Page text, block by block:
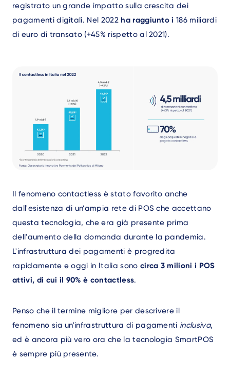
registrato un grande impatto sulla crescita dei
pagamenti digitali. Nel 2022ha raggiunto i186 miliardi
di euro di transato (+45% rispetto al 2021).
Text
Il fenomeno contactless è stato favorito anche
dall'esistenza di un’ampia rete di POS che accettano
questa tecnologia, che era già presente prima
dell'aumento della domanda durante la pandemia.
L'infrastruttura dei pagamenti è progredita
rapidamente e oggi in Italia sono circa 3 milioni i POS
attivi, di cui il 90% è contactless.
Penso che il termine migliore per descrivere il
fenomeno sia un'infrastruttura di pagamenti inclusiva,
ed è ancora più vero ora che la tecnologia SmartPOS
è sempre più presente.